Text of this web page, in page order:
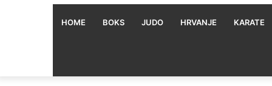
HOME BOKS JUDO HRVANJE KARATE